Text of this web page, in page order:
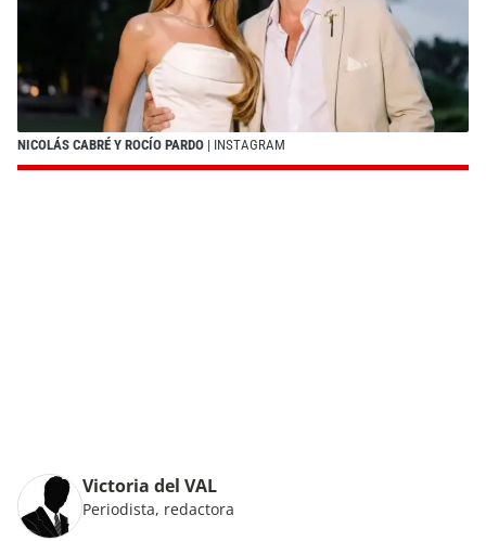
NICOLÁS CABRÉ Y ROCÍO PARDO | INSTAGRAM
Victoria del VAL
Periodista, redactora